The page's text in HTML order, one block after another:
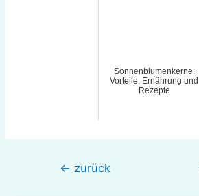
Sonnenblumenkerne:
Vorteile, Ernährung und
Rezepte
Beitragsnavigation
← zurück